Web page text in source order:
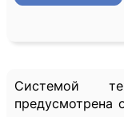
Системой
предусмотрена